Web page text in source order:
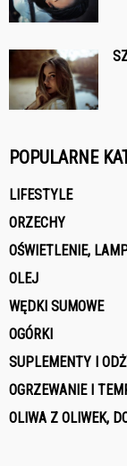
POPULARNE
LIFESTYLE
ORZECHY
OŚWIETLENIE,
OLEJ
WĘDKI SUMOWE
OGÓRKI
SUPLEMENTY I
OGRZEWANIE I
OLIWA Z OLIWEK,